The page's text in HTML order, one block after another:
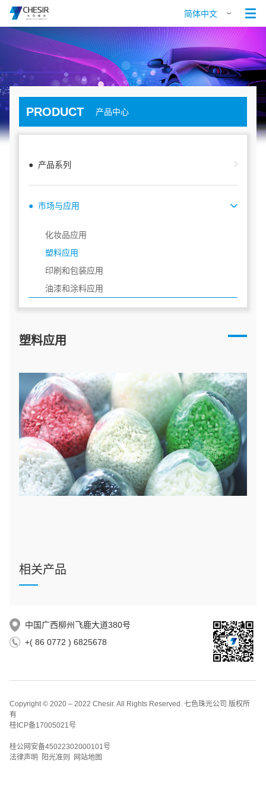
简体中文 
PRODUCT 产品中心
● 产品系列
● 市场与应用
化妆品应用
塑料应用
印刷和包装应用
油漆和涂料应用
塑料应用
相关产品
中国广西柳州飞鹿大道380号
+( 86 0772 ) 6825678
Copyright © 2020 – 2022 Chesir. All Rights Reserved. 七色珠光公司 版权所
有
桂ICP备17005021号
桂公网安备45022302000101号
法律声明 阳光准则 网站地图